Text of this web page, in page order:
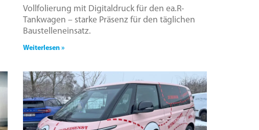
Vollfolierung mit Digitaldruck für den ea.R-
Tankwagen – starke Präsenz für den täglichen
Baustelleneinsatz.
Weiterlesen »